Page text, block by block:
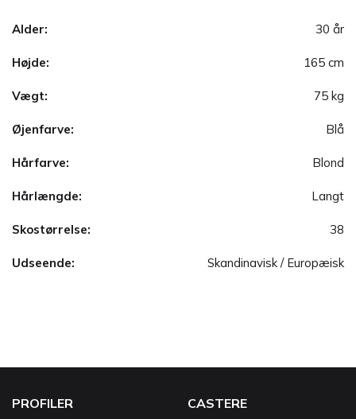
Alder: 30 år
Højde: 165 cm
Vægt: 75 kg
Øjenfarve: Blå
Hårfarve: Blond
Hårlængde: Langt
Skostørrelse: 38
Udseende: Skandinavisk / Europæisk
PROFILER CASTERE